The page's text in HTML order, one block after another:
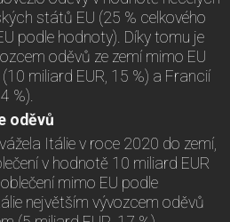
států EU (25 % celkového
podle hodnoty). Díky tomu je
oděvů ze zemí mimo EU
miliard EUR, 15 %) a Francií
%).
oděvů
Itálie v roce 2020 do zemí,
v hodnotě 10 miliard EUR
mimo EU podle
největším vývozcem oděvů